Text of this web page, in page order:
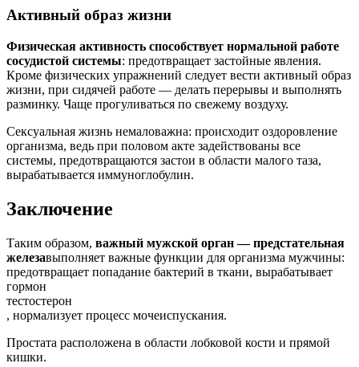
Активный образ жизни
Физическая активность способствует нормальной работе
сосудистой системы: предотвращает застойные явления.
Кроме физических упражнений следует вести активный образ
жизни, при сидячей работе — делать перерывы и выполнять
разминку. Чаще прогуливаться по свежему воздуху.
Сексуальная жизнь немаловажна: происходит оздоровление
организма, ведь при половом акте задействованы все
системы, предотвращаются застои в области малого таза,
вырабатывается иммуноглобулин.
Заключение
Таким образом, важный мужской орган — предстательная
железавыполняет важные функции для организма мужчины:
предотвращает попадание бактерий в ткани, вырабатывает
гормон
тестостерон
, нормализует процесс мочеиспускания.
Простата расположена в области лобковой кости и прямой
кишки.